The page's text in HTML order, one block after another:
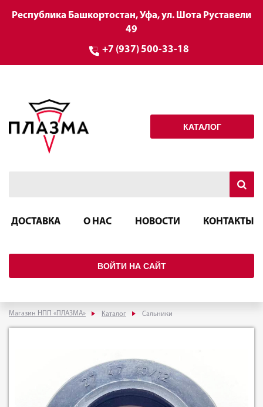
Республика Башкортостан, Уфа, ул. Шота Руставели
49
+7 (937) 500-33-18
КАТАЛОГ
ДОСТАВКА О НАС НОВОСТИ КОНТАКТЫ
ВОЙТИ НА САЙТ
Магазин НПП «ПЛАЗМА» Каталог Сальники